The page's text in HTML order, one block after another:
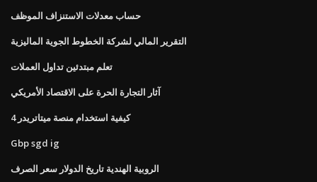
حساب معدلات الاستنزاف الموظف
التقرير المالي لشركة الخطوط الجوية الماليزية
تعلم مبتدئين تداول العملات
آثار التجارة الحرة على الاقتصاد الأمريكي
كيفية استخدام منصة ميتاتريدر 4
Gbp sgd ig
الروبية الهندية تاريخ الدولار سعر الصرف